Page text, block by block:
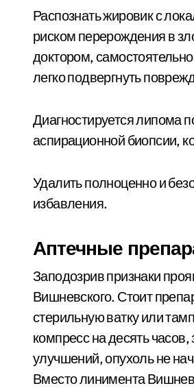
Распознать жировик с
риском перерождения в
доктором,
легко подвергнуть
Диагностируется липома
аспирационной биопсии,
Удалить полноценно и
избавления.
Аптечные
Заподозрив признаки
Вишневского. Стоит
стерильную ватку или
компресс на десять
улучшений, опухоль не
Вместо линимента